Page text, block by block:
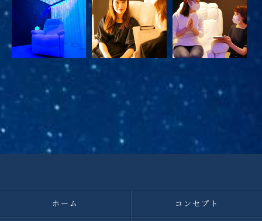
ホーム コンセプト